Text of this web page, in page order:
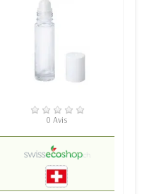
EN STOCK
0 Avis